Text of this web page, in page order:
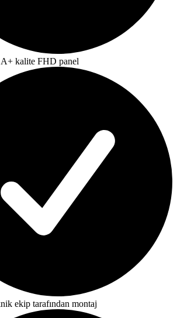
kalite FHD panel
ekip tarafından montaj